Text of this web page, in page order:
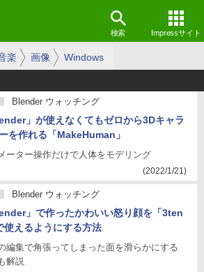
検索 Impressサイト
楽 画像 Windows
Blender ウォッチング
」が使えなくてもゼロから3Dキャラ
を作れる「MakeHuman」
ーター操作だけで人体をモデリング
(2022/1/21)
Blender ウォッチング
」で作ったかわいい怒り顔を「3ten
使えるようにする方法
編集で角張ってしまった面を滑らかにする
解説